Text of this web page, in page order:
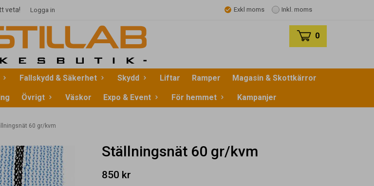
veta! Logga in Exkl moms Inkl. moms
0
Fallskydd & Säkerhet Skydd Liftar Ramper Magasin & Skottkärror
Övrigt Väskor Expo & Event För hemmet Kampanjer
60 gr/kvm
Ställningsnät 60 gr/kvm
850 kr